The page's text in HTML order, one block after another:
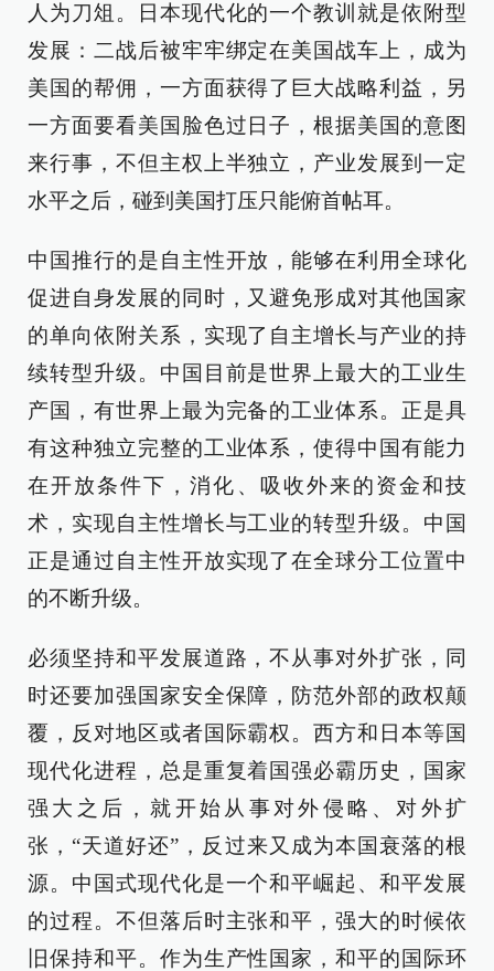
人为刀俎。日本现代化的一个教训就是依附型
发展：二战后被牢牢绑定在美国战车上，成为
美国的帮佣，一方面获得了巨大战略利益，另
一方面要看美国脸色过日子，根据美国的意图
来行事，不但主权上半独立，产业发展到一定
水平之后，碰到美国打压只能俯首帖耳。
中国推行的是自主性开放，能够在利用全球化
促进自身发展的同时，又避免形成对其他国家
的单向依附关系，实现了自主增长与产业的持
续转型升级。中国目前是世界上最大的工业生
产国，有世界上最为完备的工业体系。正是具
有这种独立完整的工业体系，使得中国有能力
在开放条件下，消化、吸收外来的资金和技
术，实现自主性增长与工业的转型升级。中国
正是通过自主性开放实现了在全球分工位置中
的不断升级。
必须坚持和平发展道路，不从事对外扩张，同
时还要加强国家安全保障，防范外部的政权颠
覆，反对地区或者国际霸权。西方和日本等国
现代化进程，总是重复着国强必霸历史，国家
强大之后，就开始从事对外侵略、对外扩
张，“天道好还”，反过来又成为本国衰落的根
源。中国式现代化是一个和平崛起、和平发展
的过程。不但落后时主张和平，强大的时候依
旧保持和平。作为生产性国家，和平的国际环